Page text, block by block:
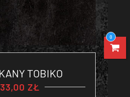
TOBIKO
33,00 ZŁ
0